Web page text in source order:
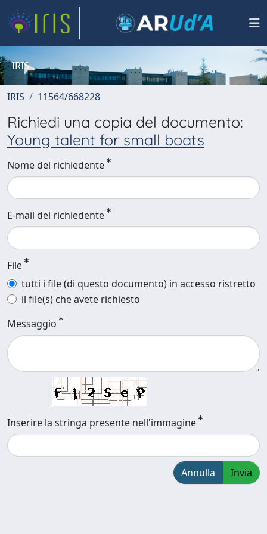
IRIS
IRIS 11564/668228
Richiedi una copia del documento:
Young talent for small boats
Nome del richiedente
E-mail del richiedente
File
tutti i file (di questo documento) in accesso ristretto
il file(s) che avete richiesto
Messaggio
Inserire la stringa presente nell'immagine
Annulla Invia